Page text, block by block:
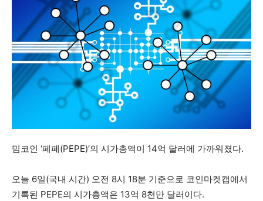
밈코인 ‘페페(PEPE)’의 시가총액이 14억 달러에 가까워졌다.
오늘 6일(국내 시간) 오전 8시 18분 기준으로 코인마켓캡에서
기록된 PEPE의 시가총액은 13억 8천만 달러이다.